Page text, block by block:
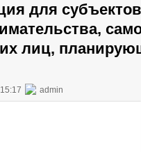
для
лиц,
admin